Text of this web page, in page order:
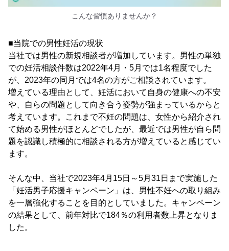
こんな習慣ありませんか？
■当院での男性妊活の現状
当社では男性の新規相談者が増加しています。男性の単独
での妊活相談件数は2022年4月・5月では1名程度でした
が、2023年の同月では4名の方がご相談されています。
増えている理由として、妊活において自身の健康への不安
や、自らの問題として向き合う姿勢が強まっているからと
考えています。これまで不妊の問題は、女性から紹介され
て始める男性がほとんどでしたが、最近では男性が自ら問
題を認識し積極的に相談される方が増えていると感じてい
ます。
そんな中、当社で2023年4月15日～5月31日まで実施した
「妊活男子応援キャンペーン」は、男性不妊への取り組み
を一層強化することを目的としていました。キャンペーン
の結果として、前年対比で184％の利用者数上昇となりま
した。